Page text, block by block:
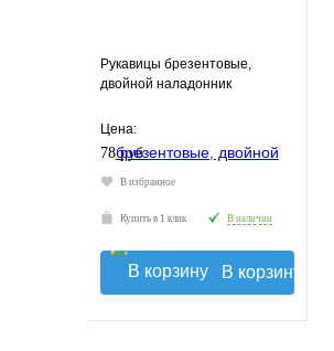
Рукавицы брезентовые,
двойной наладонник
Цена:
78 руб.
В избранное
Купить в 1 клик В наличии
В корзину